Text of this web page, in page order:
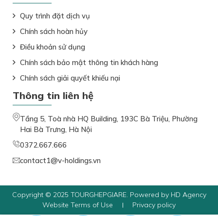
Quy trình đặt dịch vụ
Chính sách hoàn hủy
Điều khoản sử dụng
Chính sách bảo mật thông tin khách hàng
Chính sách giải quyết khiếu nại
Thông tin liên hệ
Tầng 5, Toà nhà HQ Building, 193C Bà Triệu, Phường
Hai Bà Trưng, Hà Nội
0372.667.666
contact1@v-holdings.vn
Copyright © 2025 TOURGHEPGIARE. Powered by HD Agency
Website Terms of Use
Privacy policy